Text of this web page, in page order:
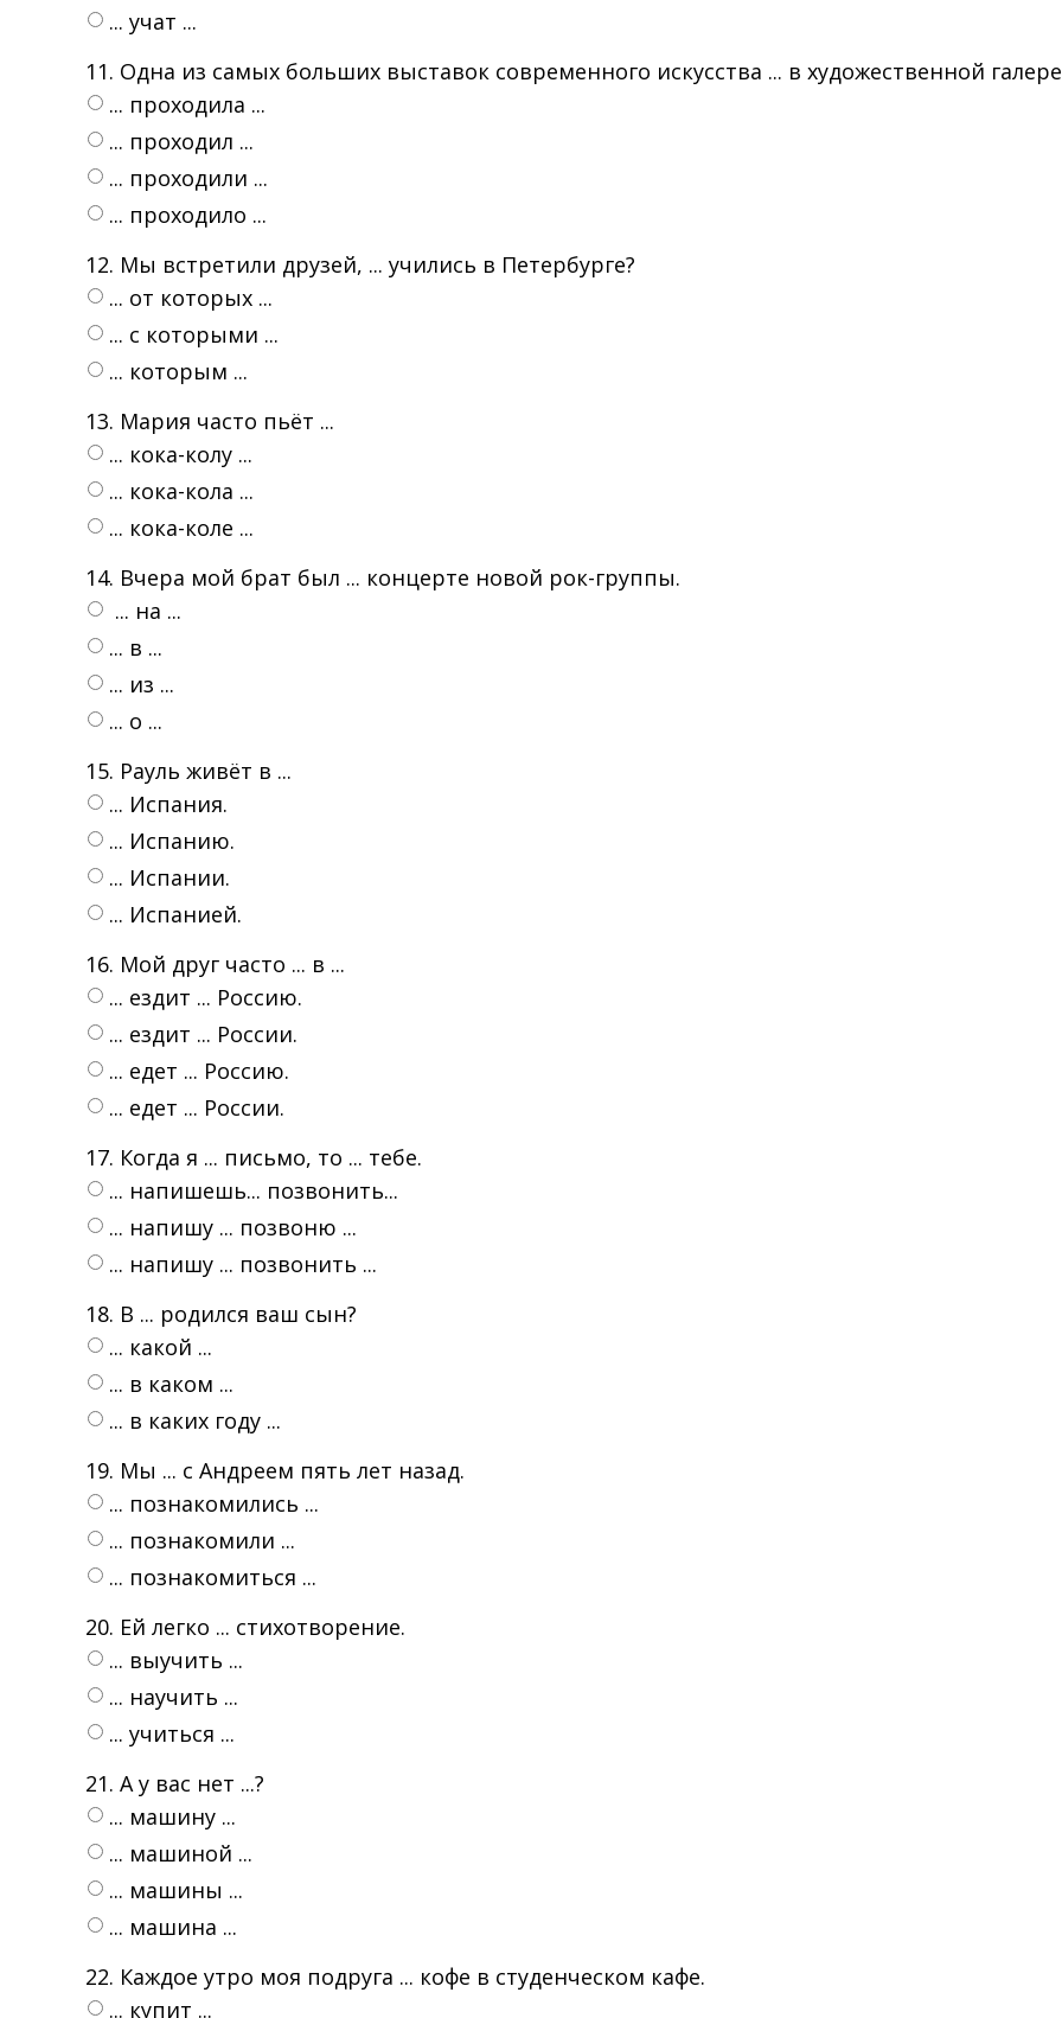
... учат ...
11. Одна из самых больших выставок современного искусства ... в художественной
... проходила ...
... проходил ...
... проходили ...
... проходило ...
12. Мы встретили друзей, ... учились в Петербурге?
... от которых ...
... с которыми ...
... которым ...
13. Мария часто пьёт ...
... кока-колу ...
... кока-кола ...
... кока-коле ...
14. Вчера мой брат был ... концерте новой рок-группы.
... на ...
... в ...
... из ...
... о ...
15. Рауль живёт в ...
... Испания.
... Испанию.
... Испании.
... Испанией.
16. Мой друг часто ... в ...
... ездит ... Россию.
... ездит ... России.
... едет ... Россию.
... едет ... России.
17. Когда я ... письмо, то ... тебе.
... напишешь... позвонить...
... напишу ... позвоню ...
... напишу ... позвонить ...
18. В ... родился ваш сын?
... какой ...
... в каком ...
... в каких году ...
19. Мы ... с Андреем пять лет назад.
... познакомились ...
... познакомили ...
... познакомиться ...
20. Ей легко ... стихотворение.
... выучить ...
... научить ...
... учиться ...
21. А у вас нет ...?
... машину ...
... машиной ...
... машины ...
... машина ...
22. Каждое утро моя подруга ... кофе в студенческом кафе.
... купит ...